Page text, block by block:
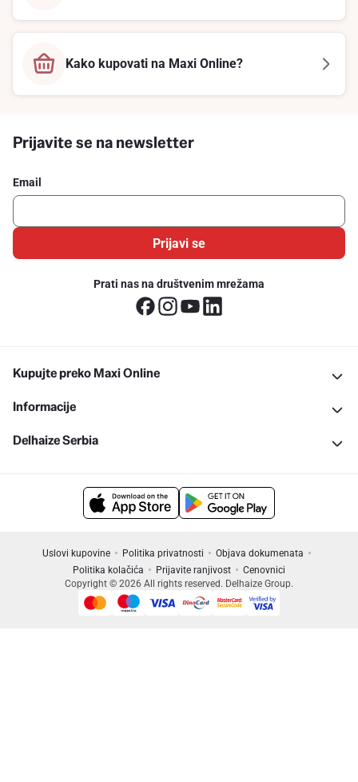
Kako kupovati na Maxi Online?
Prijavite se na newsletter
Email
Prijavi se
Prati nas na društvenim mrežama
Kupujte preko Maxi Online
Informacije
Delhaize Serbia
Uslovi kupovine Politika privatnosti
Objava dokumenata
Politika kolačića
Prijavite ranjivost
Cenovnici
Copyright © 2026 All rights reserved. Delhaize Group.